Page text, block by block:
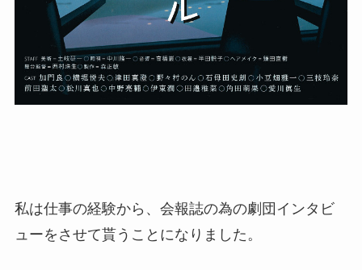
私は仕事の経験から、会報誌の為の劇団インタビ
ューをさせて貰うことになりました。